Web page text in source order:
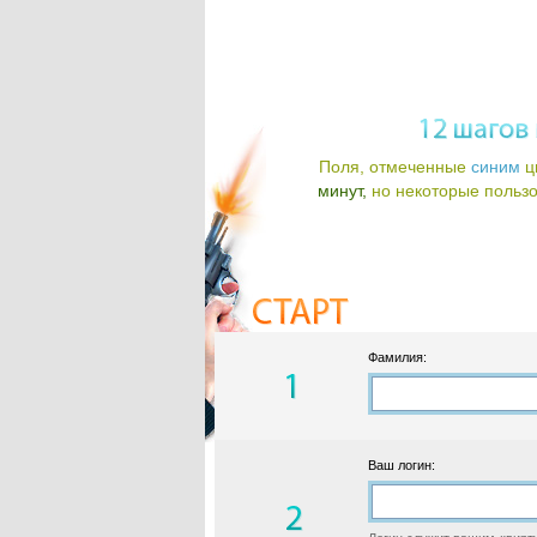
Поля, отмеченные синим
минут, но некоторые
Фамилия:
Ваш логин: